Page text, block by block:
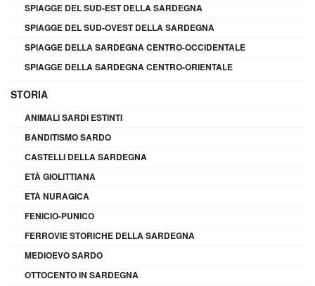
SPIAGGE DEL SUD-EST DELLA SARDEGNA
SPIAGGE DEL SUD-OVEST DELLA SARDEGNA
SPIAGGE DELLA SARDEGNA CENTRO-OCCIDENTALE
SPIAGGE DELLA SARDEGNA CENTRO-ORIENTALE
STORIA
ANIMALI SARDI ESTINTI
BANDITISMO SARDO
CASTELLI DELLA SARDEGNA
ETÀ GIOLITTIANA
ETÀ NURAGICA
FENICIO-PUNICO
FERROVIE STORICHE DELLA SARDEGNA
MEDIOEVO SARDO
OTTOCENTO IN SARDEGNA